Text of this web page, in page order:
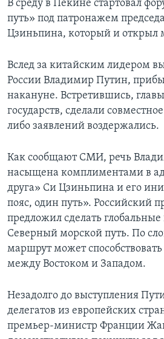
В среду в Пекине стартовал
путь» под патронажем
Цзиньпина, который и открыл
Вслед за китайским лидером
России Владимир Путин,
накануне. Встретившись,
государств, сделали
либо заявлений воздержались.
Как сообщают СМИ, речь
насыщена комплиментами в
друга» Си Цзиньпина и его
пояс, один путь». Российский
предложил сделать
Северный морской путь. По
маршрут может
между Востоком и Западом.
Незадолго до выступления
делегатов из европейских
премьер-министр Франции